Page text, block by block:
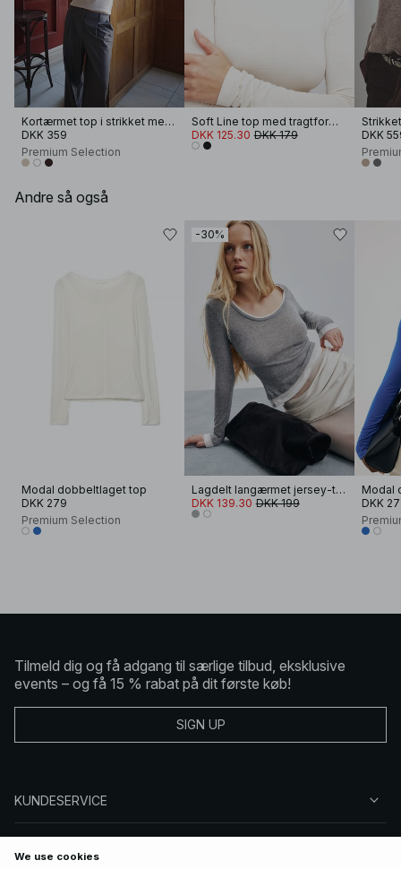
Kortærmet top i strikket merinould
DKK 359
Premium Selection
Soft Line top med tragtformet hals og lange ærmer
DKK 125.30 DKK 179
DKK
Andre så også
Modal dobbeltlaget top
DKK 279
Premium Selection
-30%
Lagdelt langærmet jersey-top
DKK 139.30 DKK 199
Modal
DKK
Tilmeld dig og få adgang til særlige tilbud, eksklusive
events – og få 15 % rabat på dit første køb!
SIGN UP
KUNDESERVICE